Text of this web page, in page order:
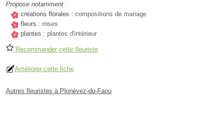
Propose notamment :
créations florales : compositions de mariage
fleurs : roses
plantes : plantes d'intérieur
Recommander cette fleuriste
Améliorer cette fiche
Autres fleuristes à Plonévez-du-Faou